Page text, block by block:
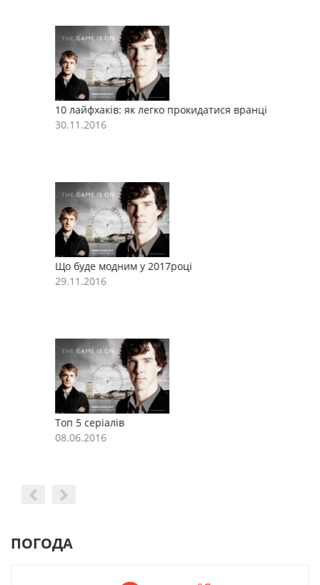
10 лайфхаків: як легко прокидатися вранці
30.11.2016
Що буде модним у 2017році
29.11.2016
Топ 5 серіалів
08.06.2016
ПОГОДА